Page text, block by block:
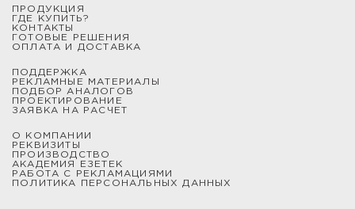
ПРОДУКЦИЯ
ГДЕ КУПИТЬ?
КОНТАКТЫ
ГОТОВЫЕ РЕШЕНИЯ
ОПЛАТА И ДОСТАВКА
ПОДДЕРЖКА
РЕКЛАМНЫЕ МАТЕРИАЛЫ
ПОДБОР АНАЛОГОВ
ПРОЕКТИРОВАНИЕ
ЗАЯВКА НА РАСЧЕТ
О КОМПАНИИ
РЕКВИЗИТЫ
ПРОИЗВОДСТВО
АКАДЕМИЯ ЕЗЕТЕК
РАБОТА С РЕКЛАМАЦИЯМИ
ПОЛИТИКА ПЕРСОНАЛЬНЫХ ДАННЫХ